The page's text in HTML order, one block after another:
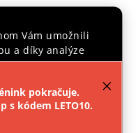
Vám umožnili
a díky analýze
jeho funkce,
pokračuje.
s kódem LETO10.